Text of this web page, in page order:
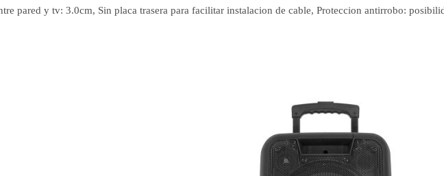
pared y tv: 3.0cm, Sin placa trasera para facilitar instalacion de cable, Proteccion antirrobo: